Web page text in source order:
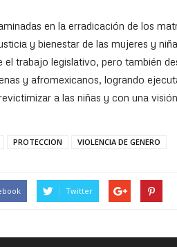
en la erradicación de los
y bienestar de las mujeres y
trabajo legislativo, pero también
y afromexicanos, logrando
a las niñas y con una
PROTECCION VIOLENCIA DE GENERO
Twitter